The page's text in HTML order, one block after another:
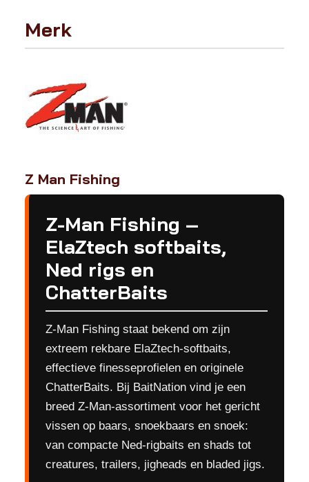
Merk
Z Man Fishing
Z-Man Fishing –
ElaZtech softbaits,
Ned rigs en
ChatterBaits
Z-Man Fishing staat bekend om zijn
extreem rekbare ElaZtech-softbaits,
effectieve finesseprofielen en originele
ChatterBaits. Bij BaitNation vind je een
breed Z-Man-assortiment voor het gericht
vissen op baars, snoekbaars en snoek:
van compacte Ned-rigbaits en shads tot
creatures, trailers, jigheads en bladed jigs.